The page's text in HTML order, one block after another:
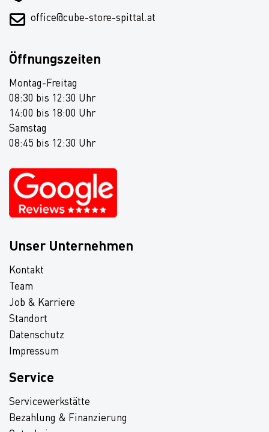
office@cube-store-spittal.at
Öffnungszeiten
Montag-Freitag
08:30 bis 12:30 Uhr
14:00 bis 18:00 Uhr
Samstag
08:45 bis 12:30 Uhr
Unser Unternehmen
Kontakt
Team
Job & Karriere
Standort
Datenschutz
Impressum
Service
Servicewerkstätte
Bezahlung & Finanzierung